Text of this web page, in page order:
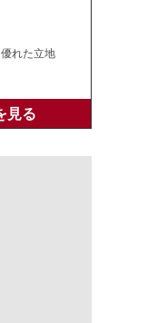
れた立地
見る